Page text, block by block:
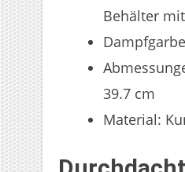
Behälter
39.7 cm
Material: